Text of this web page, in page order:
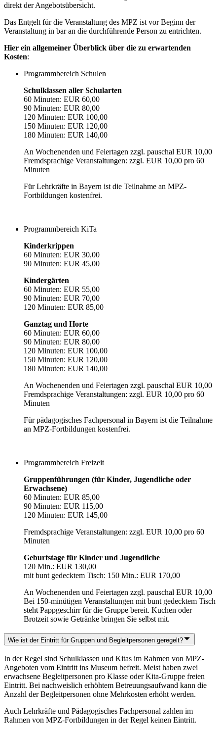
direkt der Angebotsübersicht.
Das Entgelt für die Veranstaltung des MPZ ist vor Beginn der
Veranstaltung in bar an die durchführende Person zu entrichten.
Hier ein allgemeiner Überblick über die zu erwartenden
Kosten:
Programmbereich Schulen
Schulklassen aller Schularten
60 Minuten: EUR 60,00
90 Minuten: EUR 80,00
120 Minuten: EUR 100,00
150 Minuten: EUR 120,00
180 Minuten: EUR 140,00
An Wochenenden und Feiertagen zzgl. pauschal EUR 10,00
Fremdsprachige Veranstaltungen: zzgl. EUR 10,00 pro 60
Minuten
Für Lehrkräfte in Bayern ist die Teilnahme an MPZ-
Fortbildungen kostenfrei.
Programmbereich KiTa
Kinderkrippen
60 Minuten: EUR 30,00
90 Minuten: EUR 45,00
Kindergärten
60 Minuten: EUR 55,00
90 Minuten: EUR 70,00
120 Minuten: EUR 85,00
Ganztag und Horte
60 Minuten: EUR 60,00
90 Minuten: EUR 80,00
120 Minuten: EUR 100,00
150 Minuten: EUR 120,00
180 Minuten: EUR 140,00
An Wochenenden und Feiertagen zzgl. pauschal EUR 10,00
Fremdsprachige Veranstaltungen: zzgl. EUR 10,00 pro 60
Minuten
Für pädagogisches Fachpersonal in Bayern ist die Teilnahme
an MPZ-Fortbildungen kostenfrei.
Programmbereich Freizeit
Gruppenführungen (für Kinder, Jugendliche oder
Erwachsene)
60 Minuten: EUR 85,00
90 Minuten: EUR 115,00
120 Minuten: EUR 145,00
Fremdsprachige Veranstaltungen: zzgl. EUR 10,00 pro 60
Minuten
Geburtstage für Kinder und Jugendliche
120 Min.: EUR 130,00
mit bunt gedecktem Tisch: 150 Min.: EUR 170,00
An Wochenenden und Feiertagen zzgl. pauschal EUR 10,00
Bei 150-minütigen Veranstaltungen mit bunt gedecktem Tisch
steht Pappgeschirr für die Gruppe bereit. Kuchen oder
Brotzeit sowie Getränke bringen Sie selbst mit.
Wie ist der Eintritt für Gruppen und Begleitpersonen geregelt?
In der Regel sind Schulklassen und Kitas im Rahmen von MPZ-
Angeboten vom Eintritt ins Museum befreit. Meist haben zwei
erwachsene Begleitpersonen pro Klasse oder Kita-Gruppe freien
Eintritt. Bei nachweislich erhöhtem Betreuungsaufwand kann die
Anzahl der Begleitpersonen ohne Mehrkosten erhöht werden.
Auch Lehrkräfte und Pädagogisches Fachpersonal zahlen im
Rahmen von MPZ-Fortbildungen in der Regel keinen Eintritt.